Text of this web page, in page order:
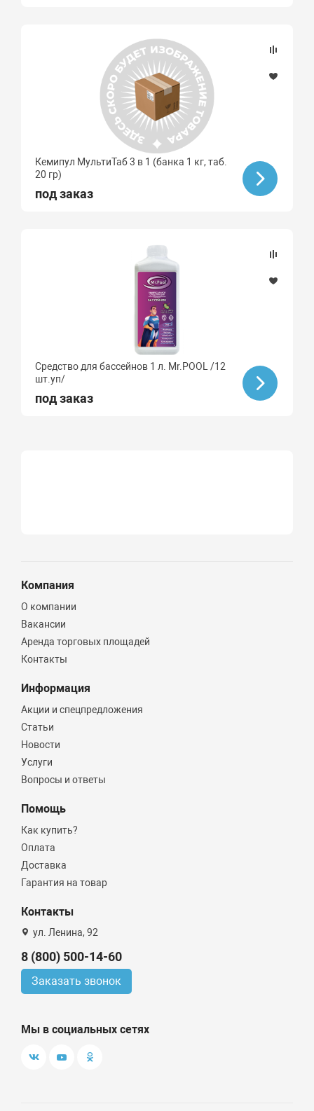
Кемипул МультиТаб 3 в 1 (банка 1 кг, таб.
20 гр)
под заказ
Средство для бассейнов 1 л. Mr.POOL /12
шт.уп/
под заказ
Компания
О компании
Вакансии
Аренда торговых площадей
Контакты
Информация
Акции и спецпредложения
Статьи
Новости
Услуги
Вопросы и ответы
Помощь
Как купить?
Оплата
Доставка
Гарантия на товар
Контакты
ул. Ленина, 92
8 (800) 500-14-60
Заказать звонок
Мы в социальных сетях